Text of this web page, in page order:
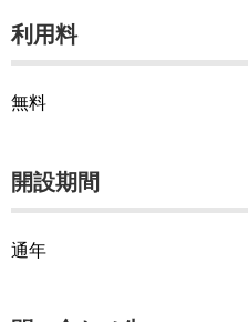
利用料
無料
開設期間
通年